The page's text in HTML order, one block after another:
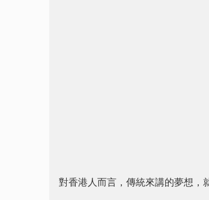
對香港人而言，傳統來講的夢想，